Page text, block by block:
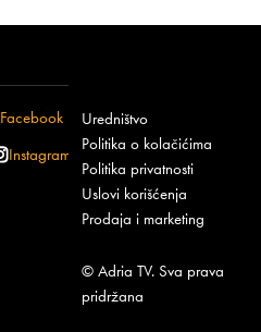
Facebook
Instagram
Uredništvo
Politika o kolačićima
Politika privatnosti
Uslovi korišćenja
Prodaja i marketing
© Adria TV. Sva prava
pridržana